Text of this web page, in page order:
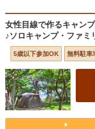
女性目線で作るキャン
♪ソロキャンプ・ファ
5歳以下参加OK 無料駐車